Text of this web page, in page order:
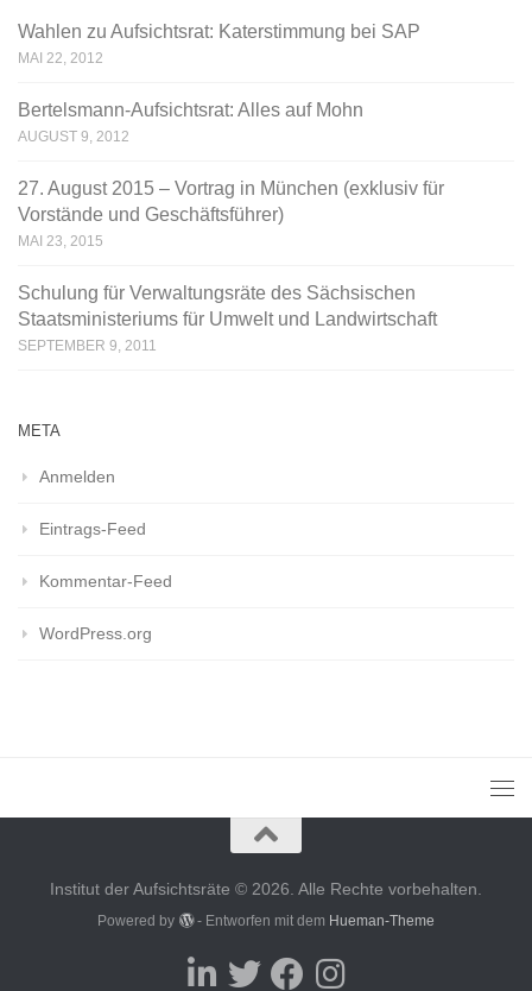
Wahlen zu Aufsichtsrat: Katerstimmung bei SAP
MAI 22, 2012
Bertelsmann-Aufsichtsrat: Alles auf Mohn
AUGUST 9, 2012
27. August 2015 – Vortrag in München (exklusiv für
Vorstände und Geschäftsführer)
MAI 23, 2015
Schulung für Verwaltungsräte des Sächsischen
Staatsministeriums für Umwelt und Landwirtschaft
SEPTEMBER 9, 2011
META
Anmelden
Eintrags-Feed
Kommentar-Feed
WordPress.org
Institut der Aufsichtsräte © 2026. Alle Rechte vorbehalten.
Powered by - Entworfen mit dem Hueman-Theme